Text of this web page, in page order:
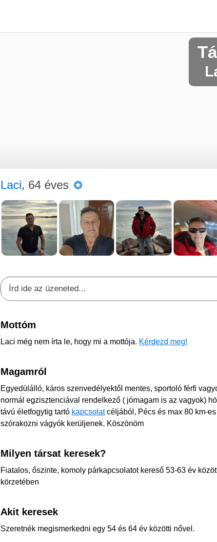
Laci, 64 éves
Mottóm
Laci még nem írta le, hogy mi a mottója. Kérdezd meg!
Magamról
Egyedülálló, káros szenvedélyektől mentes, sportoló férfi
normál egzisztenciával rendelkező ( jómagam is az vagyok)
távú életfogytig tartó kapcsolatcéljából, Pécs és max 80 km-
szórakozni vágyók kerüljenek. Köszönöm
Milyen társat keresek?
Fiatalos, őszinte, komoly párkapcsolatot kereső 53-63 év
körzetében
Akit keresek
Szeretnék megismerkedni egy 54 és 64 év közötti nővel.